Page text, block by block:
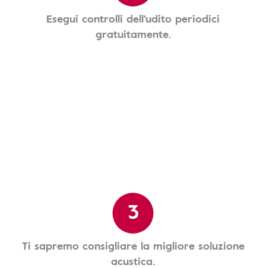
Esegui controlli dell'udito periodici
gratuitamente.
3
Ti sapremo consigliare la migliore soluzione
acustica.